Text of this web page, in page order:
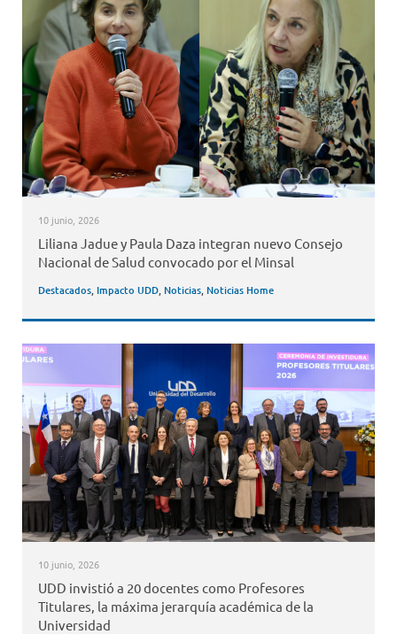
10 junio, 2026
Liliana Jadue y Paula Daza integran nuevo Consejo
Nacional de Salud convocado por el Minsal
Destacados, Impacto UDD, Noticias, Noticias Home
10 junio, 2026
UDD invistió a 20 docentes como Profesores
Titulares, la máxima jerarquía académica de la
Universidad